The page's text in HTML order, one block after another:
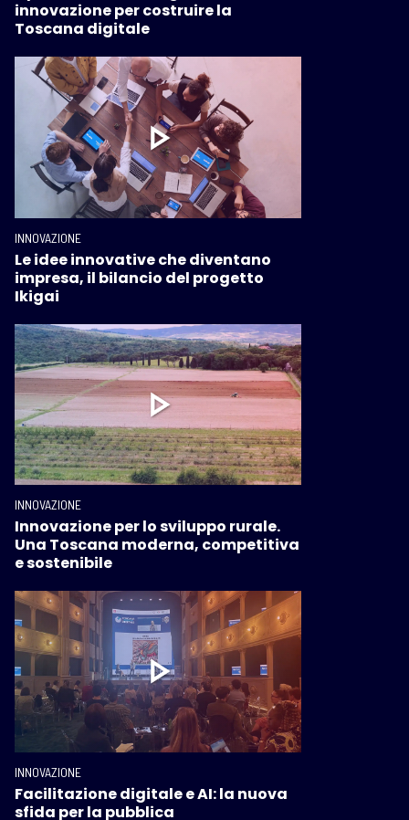
innovazione per costruire la
Toscana digitale
INNOVAZIONE
Le idee innovative che diventano
impresa, il bilancio del progetto
Ikigai
INNOVAZIONE
Innovazione per lo sviluppo rurale.
Una Toscana moderna, competitiva
e sostenibile
INNOVAZIONE
Facilitazione digitale e AI: la nuova
sfida per la pubblica